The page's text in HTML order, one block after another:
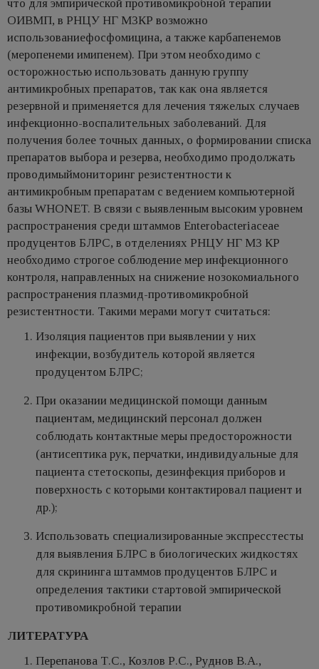
что для эмпирической противомикробной терапии
ОИВМП, в РНЦУ НГ МЗКР возможно
использованиефосфомицина, а также карбапенемов
(меропенеми имипенем). При этом необходимо с
осторожностью использовать данную группу
антимикробных препаратов, так как она является
резервной и применяется для лечения тяжелых случаев
инфекционно-воспалительных заболеваний. Для
получения более точных данных, о формировании списка
препаратов выбора и резерва, необходимо продолжать
проводимыймониторинг резистентности к
антимикробным препаратам с ведением компьютерной
базы WHONET. В связи с выявленным высоким уровнем
распространения среди штаммов Еnterobacteriaceae
продуцентов БЛРС, в отделениях РНЦУ НГ МЗ КР
необходимо строгое соблюдение мер инфекционного
контроля, направленных на снижение нозокомиального
распространения плазмид-противомикробной
резистентности. Такими мерами могут считаться:
Изоляция пациентов при выявлении у них
инфекции, возбудитель которой является
продуцентом БЛРС;
При оказании медицинской помощи данным
пациентам, медицинский персонал должен
соблюдать контактные меры предосторожности
(антисептика рук, перчатки, индивидуальные для
пациента стетоскопы, дезинфекция приборов и
поверхность с которыми контактировал пациент и
др.);
Использовать специализированные экспресстесты
для выявления БЛРС в биологических жидкостях
для скрининга штаммов продуцентов БЛРС и
определения тактики стартовой эмпирической
противомикробной терапии
ЛИТЕРАТУРА
Перепанова Т.С., Козлов Р.С., Руднов В.А.,